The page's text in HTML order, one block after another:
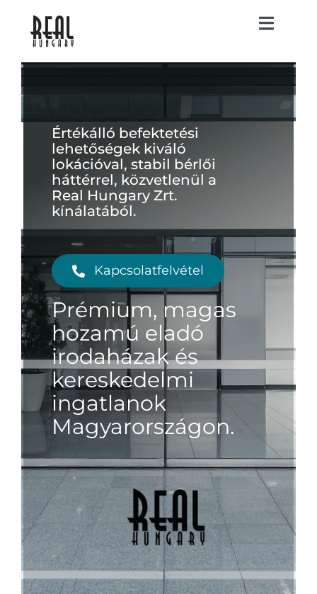
Bubó ház
ingatlanok
ingatlanok
Rólunk
Kapcsolat
Értékálló befektetési
lehetőségek kiváló
lokációval, stabil bérlői
háttérrel, közvetlenül a
Real Hungary Zrt.
kínálatából.
Kapcsolatfelvétel
Prémium, magas
hozamú eladó
irodaházak és
kereskedelmi
ingatlanok
Magyarországon.